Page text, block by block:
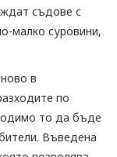
съдове с
малко суровини,
в
по
то да бъде
Въведена